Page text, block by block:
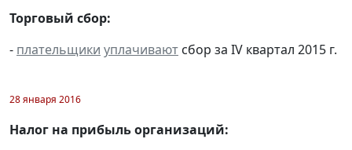
Торговый сбор:
- плательщики уплачивают сбор за IV квартал 2015 г.
28 января 2016
Налог на прибыль организаций: